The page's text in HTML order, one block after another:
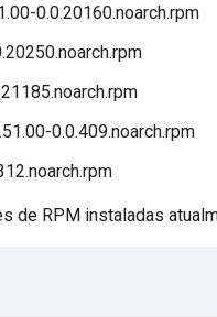
0.0.20160.noarch.rpm
0.0.409.noarch.rpm
de RPM instaladas